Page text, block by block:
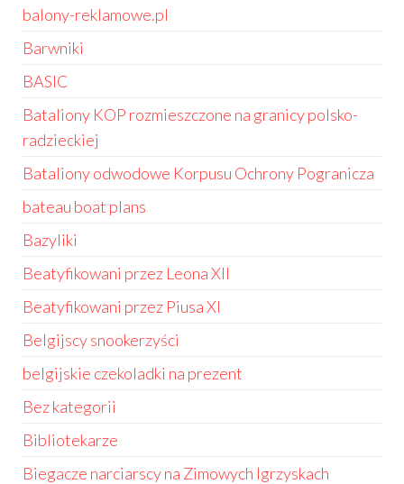
balony-reklamowe.pl
Barwniki
BASIC
Bataliony KOP rozmieszczone na granicy polsko-
radzieckiej
Bataliony odwodowe Korpusu Ochrony Pogranicza
bateau boat plans
Bazyliki
Beatyfikowani przez Leona XII
Beatyfikowani przez Piusa XI
Belgijscy snookerzyści
belgijskie czekoladki na prezent
Bez kategorii
Bibliotekarze
Biegacze narciarscy na Zimowych Igrzyskach